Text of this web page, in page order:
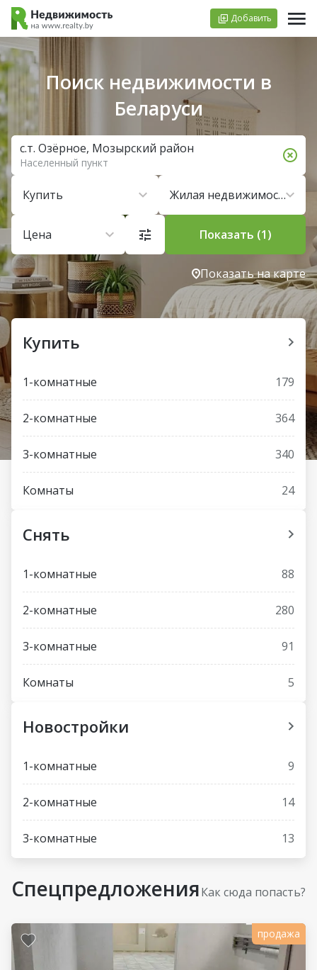
Добавить
Поиск недвижимости в
Беларуси
Купить Жилая недвижимость
Цена
с.т. Озёрное, Мозырский район
Населенный пункт
Показать (1)
Показать на карте
Купить
1-комнатные 179
2-комнатные 364
3-комнатные 340
Комнаты 24
Снять
1-комнатные 88
2-комнатные 280
3-комнатные 91
Комнаты 5
Новостройки
1-комнатные 9
2-комнатные 14
3-комнатные 13
СпецпредложенияКак сюда попасть?
продажа